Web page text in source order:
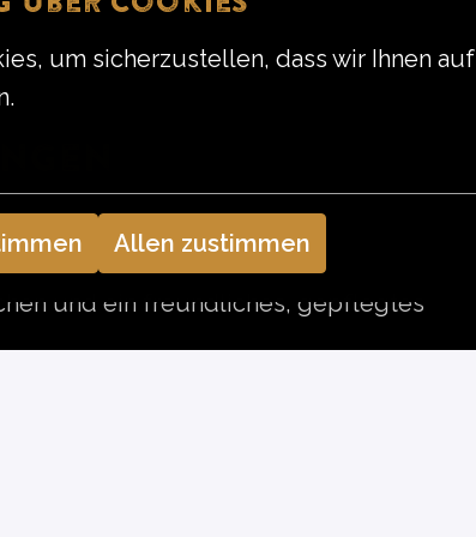
um sicherzustellen, dass wir Ihnen
Allen zustimmen
und ein freundliches, gepflegtes